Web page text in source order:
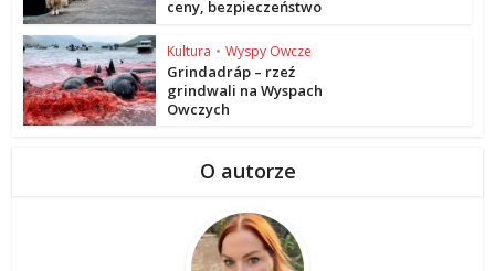
ceny, bezpieczeństwo
Kultura • Wyspy Owcze
Grindadráp – rzeź
grindwali na Wyspach
Owczych
O autorze